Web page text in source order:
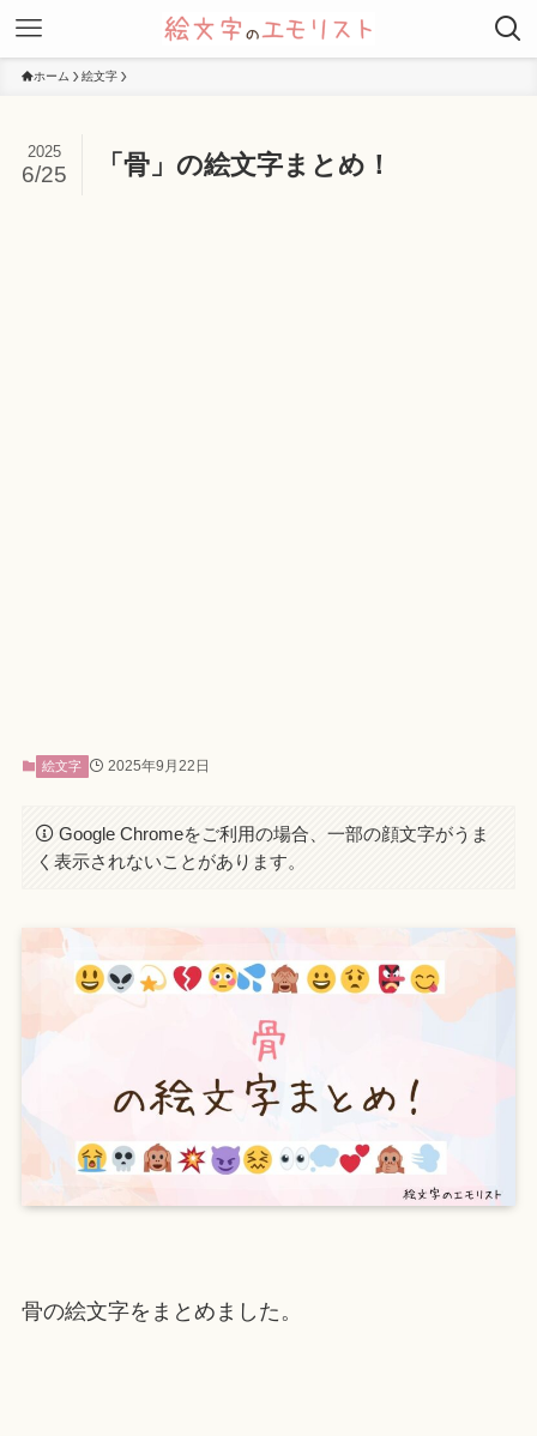
ホーム 絵文字
「骨」の絵文字まとめ！
2025
6/25
絵文字 2025年9月22日
Google Chromeをご利用の場合、一部の顔文字がうま
く表示されないことがあります。
骨の絵文字をまとめました。